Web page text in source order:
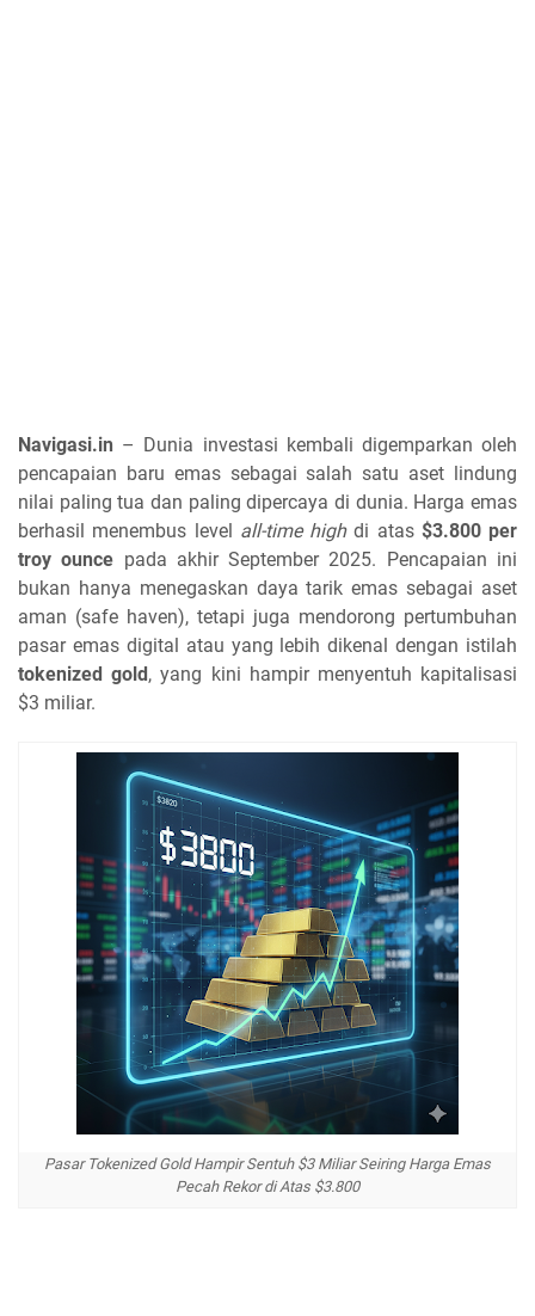
Navigasi.in – Dunia investasi kembali digemparkan oleh
pencapaian baru emas sebagai salah satu aset lindung
nilai paling tua dan paling dipercaya di dunia. Harga emas
berhasil menembus level all-time highdi atas $3.800 per
troy ounce pada akhir September 2025. Pencapaian ini
bukan hanya menegaskan daya tarik emas sebagai aset
aman (safe haven), tetapi juga mendorong pertumbuhan
pasar emas digital atau yang lebih dikenal dengan istilah
tokenized gold, yang kini hampir menyentuh kapitalisasi
$3 miliar.
Pasar Tokenized Gold Hampir Sentuh $3 Miliar Seiring Harga Emas
Pecah Rekor di Atas $3.800